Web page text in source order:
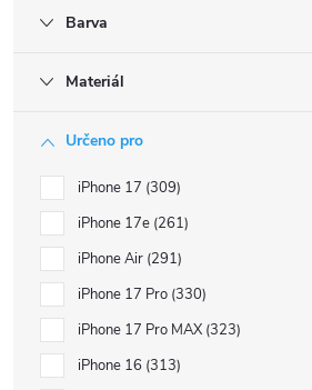
Barva
Materiál
Určeno pro
iPhone 17 309
iPhone 17e 261
iPhone Air 291
iPhone 17 Pro 330
iPhone 17 Pro MAX 323
iPhone 16 313